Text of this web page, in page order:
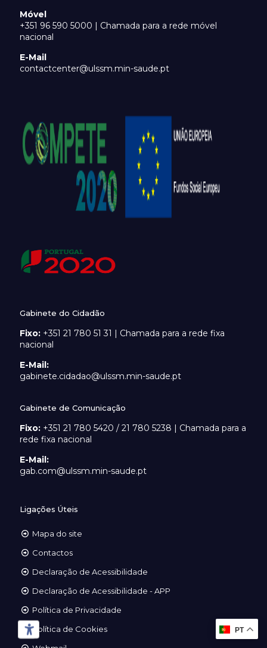
Móvel
+351 96 590 5000 | Chamada para a rede móvel
nacional
E-Mail
contactcenter@ulssm.min-saude.pt
Gabinete do Cidadão
Fixo: +351 21 780 51 31 | Chamada para a rede fixa
nacional
E-Mail:
gabinete.cidadao@ulssm.min-saude.pt
Gabinete de Comunicação
Fixo: +351 21 780 5420 / 21 780 5238 | Chamada para a
rede fixa nacional
E-Mail:
gab.com@ulssm.min-saude.pt
Ligações Úteis
Mapa do site
Contactos
Declaração de Acessibilidade
Declaração de Acessibilidade - APP
Política de Privacidade
Política de Cookies
PT